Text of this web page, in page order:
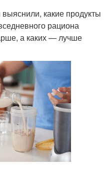
какие продукты
рациона
а каких — лучше